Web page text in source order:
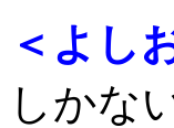
＜よし
しかな